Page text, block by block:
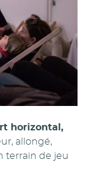
horizontal,
allongé,
terrain de jeu